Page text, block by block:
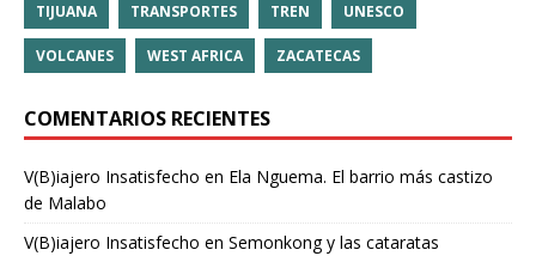
TIJUANA TRANSPORTES TREN UNESCO
VOLCANES WEST AFRICA ZACATECAS
COMENTARIOS RECIENTES
V(B)iajero Insatisfecho en Ela Nguema. El barrio más castizo
de Malabo
V(B)iajero Insatisfecho en Semonkong y las cataratas